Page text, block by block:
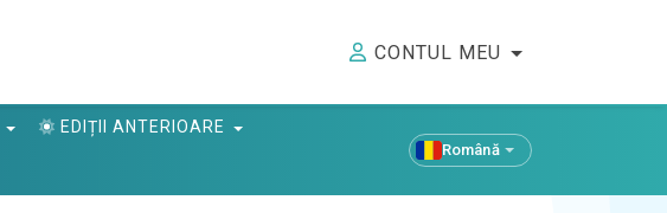
CONTUL MEU
EDIȚII ANTERIOARE
Română